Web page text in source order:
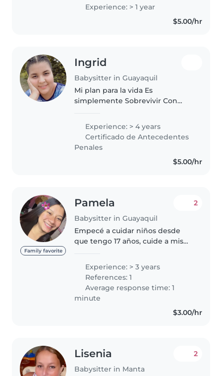
bebés, niños pequeños y
preescolares. Me encanta
Experience: > 1 year
$5.00/hr
Ingrid
Babysitter in Guayaquil
Mi plan para la vida Es
simplemente Sobrevivir Con
Experience: > 4 years
Certificado de Antecedentes
Penales
$5.00/hr
Family favorite
Pamela
Babysitter in Guayaquil
2
Empecé a cuidar niños desde
que tengo 17 años, cuide a mis
madrina, me encanta cuidar
bebés porque disfruto trabajar
con ellos y me encanta hacer
actividades..
Experience: > 3 years
References: 1
Average response time: 1
minute
$3.00/hr
Lisenia
Babysitter in Manta
2